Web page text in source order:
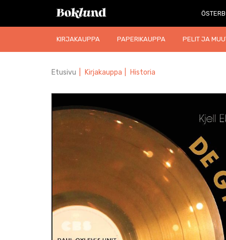
KIRJAKAUPPA PAPERIKAUPPA PELIT JA
Etusivu Kirjakauppa Historia